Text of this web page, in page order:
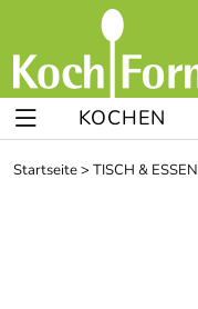
KOCHEN
Startseite> TISCH & ESSEN